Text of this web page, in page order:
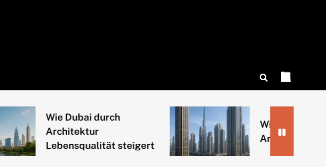
Wie Dubai durch
Architektur
Lebensqualität steigert
Wie Dubai mit
Architektur Raum